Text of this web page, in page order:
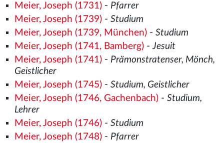
Meier, Joseph (1731)- Pfarrer
Meier, Joseph (1739)- Studium
Meier, Joseph (1739, München)- Studium
Meier, Joseph (1741, Bamberg)- Jesuit
Meier, Joseph (1741)- Prämonstratenser, Mönch,
Geistlicher
Meier, Joseph (1745)- Studium, Geistlicher
Meier, Joseph (1746, Gachenbach)- Studium,
Lehrer
Meier, Joseph (1746)- Studium
Meier, Joseph (1748)- Pfarrer